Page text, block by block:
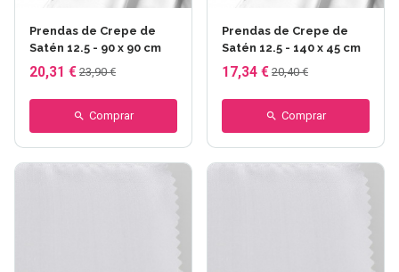
Prendas de Crepe de
Satén 12.5 - 90 x 90 cm
20,31 € 23,90 €
Comprar
Prendas de Crepe de
Satén 12.5 - 140 x 45 cm
17,34 € 20,40 €
Comprar